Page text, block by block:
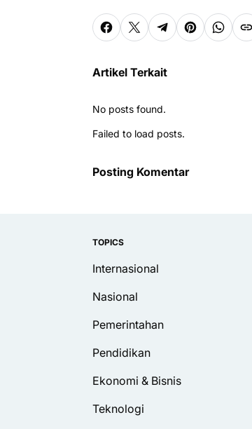
Artikel Terkait
No posts found.
Failed to load posts.
Posting Komentar
TOPICS
Internasional
Nasional
Pemerintahan
Pendidikan
Ekonomi & Bisnis
Teknologi